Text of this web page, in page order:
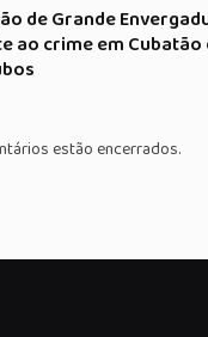
de Grande
ao crime em
estão encerrados.